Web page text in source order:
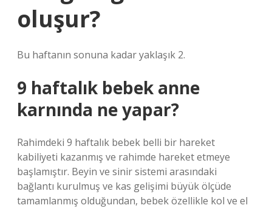
oluşur?
Bu haftanın sonuna kadar yaklaşık 2.
9 haftalık bebek anne
karnında ne yapar?
Rahimdeki 9 haftalık bebek belli bir hareket
kabiliyeti kazanmış ve rahimde hareket etmeye
başlamıştır. Beyin ve sinir sistemi arasındaki
bağlantı kurulmuş ve kas gelişimi büyük ölçüde
tamamlanmış olduğundan, bebek özellikle kol ve el